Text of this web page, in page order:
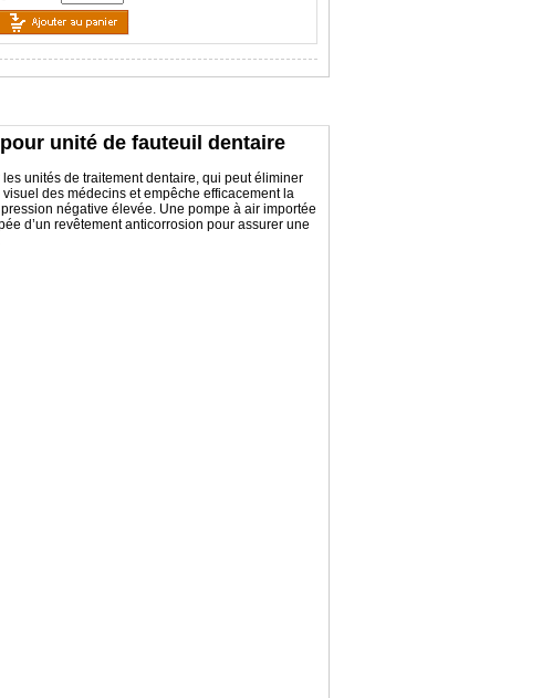
unité de fauteuil dentaire
unités de traitement dentaire, qui peut éliminer
des médecins et empêche efficacement la
négative élevée. Une pompe à air importée
d’un revêtement anticorrosion pour assurer une